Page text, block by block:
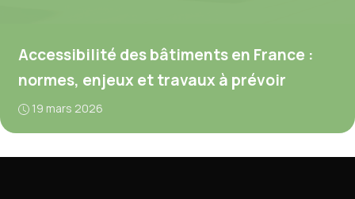
Accessibilité des bâtiments en France :
normes, enjeux et travaux à prévoir
19 mars 2026